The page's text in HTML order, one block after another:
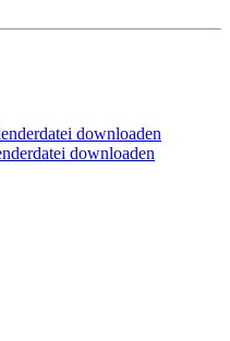
downloaden
downloaden